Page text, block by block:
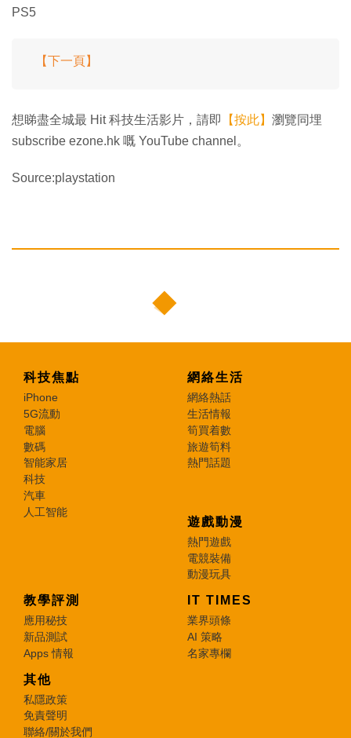
PS5
【下一頁】
想睇盡全城最 Hit 科技生活影片，請即 【按此】 瀏覽同埋
subscribe ezone.hk 嘅 YouTube channel。
Source:playstation
科技焦點
iPhone
5G流動
電腦
數碼
智能家居
科技
汽車
人工智能
網絡生活
網絡熱話
生活情報
筍買着數
旅遊筍料
熱門話題
遊戲動漫
熱門遊戲
電競裝備
動漫玩具
教學評測
應用秘技
新品測試
Apps 情報
IT TIMES
業界頭條
AI 策略
名家專欄
其他
私隱政策
免責聲明
聯絡/關於我們